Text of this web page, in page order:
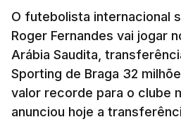
O futebolista internacional
Roger Fernandes vai jogar
Arábia Saudita,
Sporting de Braga 32
valor recorde para o clube
anunciou hoje a